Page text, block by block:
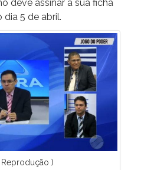
deve assinar a sua ficha
5 de abril.
)